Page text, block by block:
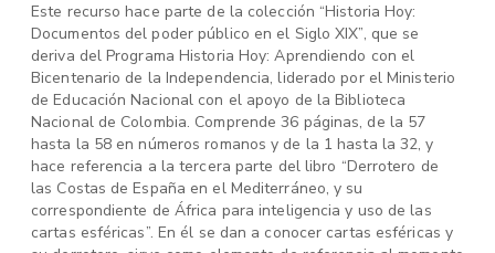
Este recurso hace parte de la colección “Historia Hoy:
Documentos del poder público en el Siglo XIX”, que se
deriva del Programa Historia Hoy: Aprendiendo con el
Bicentenario de la Independencia, liderado por el Ministerio
de Educación Nacional con el apoyo de la Biblioteca
Nacional de Colombia. Comprende 36 páginas, de la 57
hasta la 58 en números romanos y de la 1 hasta la 32, y
hace referencia a la tercera parte del libro “Derrotero de
las Costas de España en el Mediterráneo, y su
correspondiente de África para inteligencia y uso de las
cartas esféricas”. En él se dan a conocer cartas esféricas y